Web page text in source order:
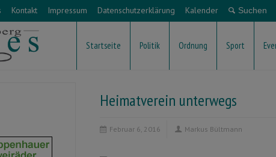
Kontakt Impressum Datenschutzerklärung Kalender
Startseite Politik Ordnung Sport
Heimatverein unterwegs
Februar 6, 2016 Markus Bültmann